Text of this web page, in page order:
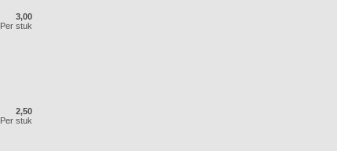
3,00
Per stuk
2,50
Per stuk